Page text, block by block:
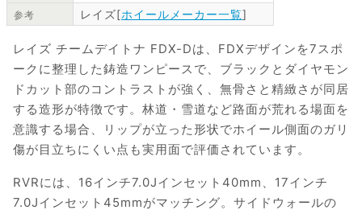
参考 レイズ[ホイールメーカー一覧]
レイズ チームデイトナ FDX-Dは、FDXデザインを7スポ
ークに整理した鋳造ワンピースで、ブラックとダイヤモン
ドカット部のコントラストが強く、無骨さと精緻さが同居
する造形が特徴です。林道・雪道など路面が荒れる場面を
意識する場合、リップが立った形状でホイール側面のガリ
傷が目立ちにくい点も実用面で評価されています。
RVRには、16インチ7.0Jインセット40mm、17インチ
7.0Jインセット45mmがマッチング。サイドウォールの